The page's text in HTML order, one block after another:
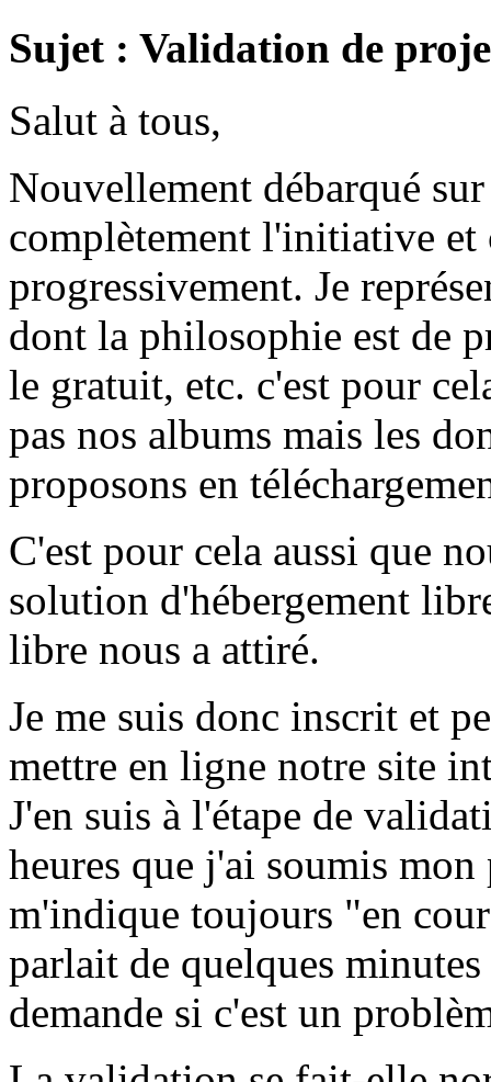
Sujet : Validation de
Salut à tous,
Nouvellement débarqué
complètement l'initiative
progressivement. Je
dont la philosophie est de
le gratuit, etc. c'est pour
pas nos albums mais les
proposons en
C'est pour cela aussi que
solution d'hébergement
libre nous a attiré.
Je me suis donc inscrit et
mettre en ligne notre site
J'en suis à l'étape de
heures que j'ai soumis
m'indique toujours "en
parlait de quelques
demande si c'est un